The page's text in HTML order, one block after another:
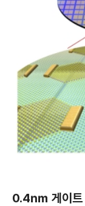
0.4㎚ 게이트